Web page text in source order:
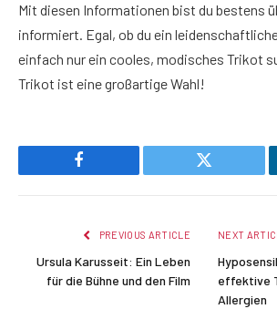
Mit diesen Informationen bist du bestens
informiert. Egal, ob du ein
einfach nur ein cooles, modisches Trikot
Trikot ist eine großartige Wahl!
Facebook Twitter
PREVIOUS ARTICLE
Ursula Karusseit: Ein Leben
für die Bühne und den Film
NEXT
effektive
Allergien